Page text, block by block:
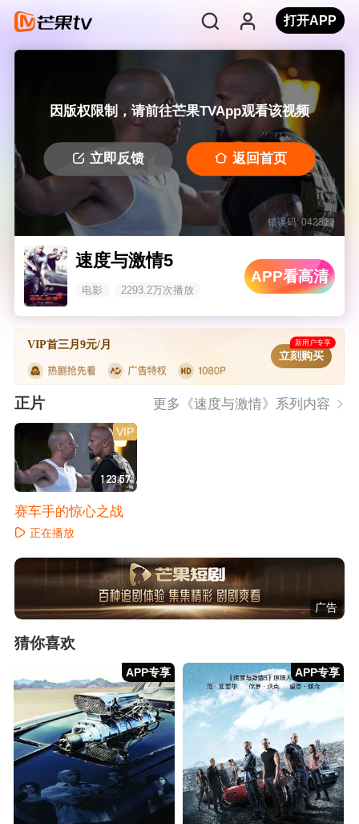
打开APP
因版权限制，请前往芒果TVApp观看该视频
立即反馈 返回首页
错误码: 042312
速度与激情5
电影 2293.2万次播放
APP看高清
VIP首三月9元/月 新用户专享
立刻购买
正片 更多《速度与激情》系列内容
123:57
VIP
赛车手的惊心之战
正在播放
广告
猜你喜欢
APP专享 APP专享